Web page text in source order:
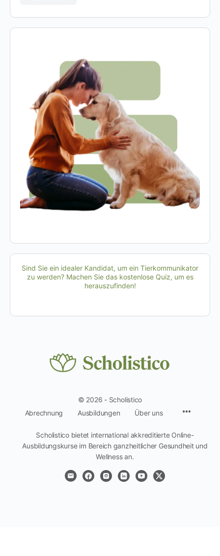
Sind Sie ein idealer Kandidat, um ein Tierkommunikator
zu werden? Machen Sie das kostenlose Quiz, um es
herauszufinden!
© 2026 - Scholistico
Abrechnung
Ausbildungen Über uns
Scholistico bietet international akkreditierte Online-
Ausbildungskurse im Bereich ganzheitlicher Gesundheit und
Wellness an.